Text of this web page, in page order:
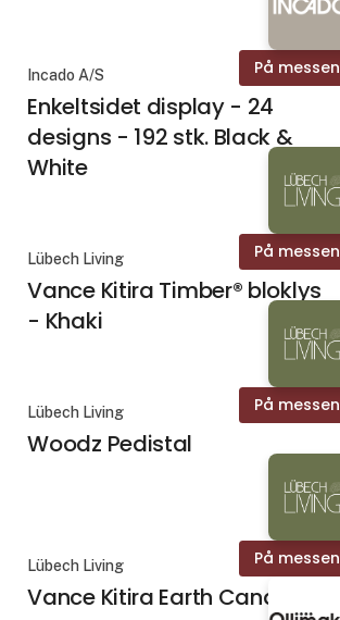
På messen
Incado A/S
Enkeltsidet display - 24
designs - 192 stk. Black &
White
På messen
Lübech Living
Vance Kitira Timber® bloklys
- Khaki
På messen
Lübech Living
Woodz Pedistal
På messen
Lübech Living
Vance Kitira Earth Candle